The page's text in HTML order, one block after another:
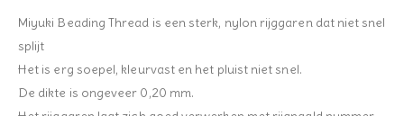
Miyuki Beading Thread is een sterk, nylon rijggaren dat niet snel
splijt
Het is erg soepel, kleurvast en het pluist niet snel.
De dikte is ongeveer 0,20 mm.